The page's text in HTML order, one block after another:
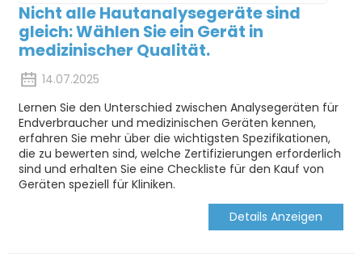
Nicht alle Hautanalysegeräte sind
gleich: Wählen Sie ein Gerät in
medizinischer Qualität.
14.07.2025
Lernen Sie den Unterschied zwischen Analysegeräten für
Endverbraucher und medizinischen Geräten kennen,
erfahren Sie mehr über die wichtigsten Spezifikationen,
die zu bewerten sind, welche Zertifizierungen erforderlich
sind und erhalten Sie eine Checkliste für den Kauf von
Geräten speziell für Kliniken.
Details Anzeigen